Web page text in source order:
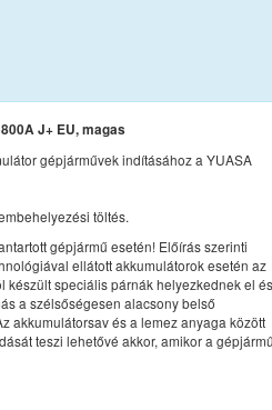
J+ EU, magas
gépjárművek indításához a YUASA
töltés.
gépjármű esetén! Előírás szerinti
ellátott akkumulátorok esetén az
speciális párnák helyezkednek el és
a szélsőségesen alacsony belső
akkumulátorsav és a lemez anyaga között
teszi lehetővé akkor, amikor a gépjármű